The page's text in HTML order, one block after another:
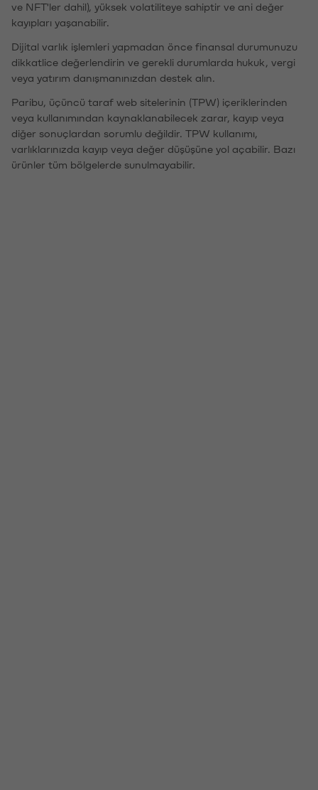
ve NFT'ler dahil), yüksek volatiliteye sahiptir ve ani değer
kayıpları yaşanabilir.
Dijital varlık işlemleri yapmadan önce finansal durumunuzu
dikkatlice değerlendirin ve gerekli durumlarda hukuk, vergi
veya yatırım danışmanınızdan destek alın.
Paribu, üçüncü taraf web sitelerinin (TPW) içeriklerinden
veya kullanımından kaynaklanabilecek zarar, kayıp veya
diğer sonuçlardan sorumlu değildir. TPW kullanımı,
varlıklarınızda kayıp veya değer düşüşüne yol açabilir. Bazı
ürünler tüm bölgelerde sunulmayabilir.